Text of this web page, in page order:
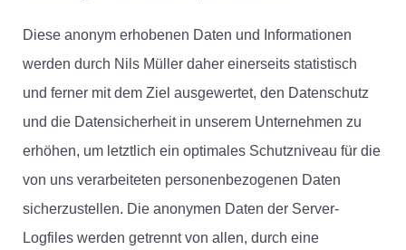
Diese anonym erhobenen Daten und Informationen
werden durch Nils Müller daher einerseits statistisch
und ferner mit dem Ziel ausgewertet, den Datenschutz
und die Datensicherheit in unserem Unternehmen zu
erhöhen, um letztlich ein optimales Schutzniveau für die
von uns verarbeiteten personenbezogenen Daten
sicherzustellen. Die anonymen Daten der Server-
Logfiles werden getrennt von allen, durch eine